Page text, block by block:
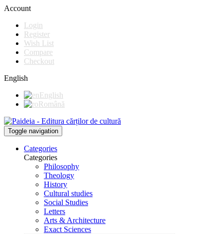
Account
Login
Register
Wish List
Compare
Checkout
English
English
Română
Toggle navigation
Categories
Categories
Philosophy
Theology
History
Cultural studies
Social Studies
Letters
Arts & Architecture
Exact Sciences